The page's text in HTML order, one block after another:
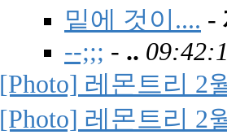
밑에 것이.... -
--;;; - ..
[Photo] 레몬트리 2
[Photo] 레몬트리 2